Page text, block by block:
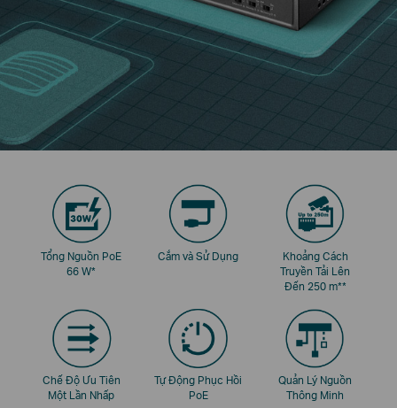
Tổng Nguồn PoE
66 W*
Cắm và Sử Dụng
Khoảng Cách
Truyền Tải Lên
Đến 250 m**
Chế Độ Ưu Tiên
Một Lần Nhấp
Tự Động Phục Hồi
PoE
Quản Lý Nguồn
Thông Minh